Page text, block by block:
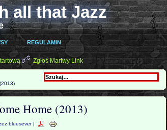
all that Jazz
REGULAMIN
Zgłoś Martwy Link
Home (2013)
bluesever |